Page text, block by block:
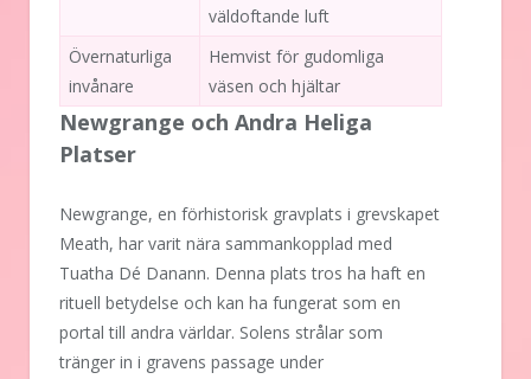
väldoftande luft
Övernaturliga
invånare
Hemvist för gudomliga
väsen och hjältar
Newgrange och Andra Heliga
Platser
Newgrange, en förhistorisk gravplats i grevskapet
Meath, har varit nära sammankopplad med
Tuatha Dé Danann. Denna plats tros ha haft en
rituell betydelse och kan ha fungerat som en
portal till andra världar. Solens strålar som
tränger in i gravens passage under